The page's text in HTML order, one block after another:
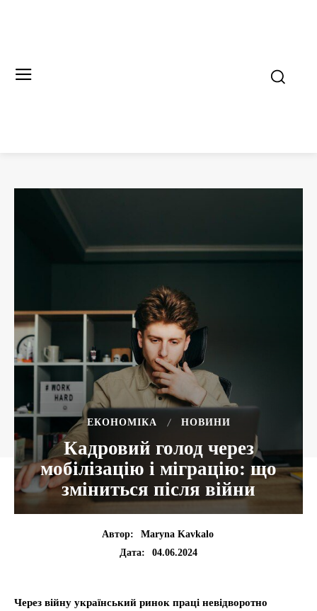
ЕКОНОМІКА НОВИНИ
Кадровий голод через
мобілізацію і міграцію: що
зміниться після війни
Автор:
Maryna Kavkalo
Дата:
04.06.2024
Через війну український ринок праці невідворотно